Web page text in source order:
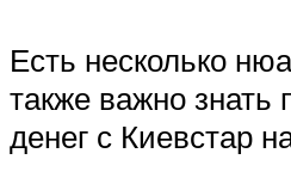
Есть несколько
также важно знать
денег с Киевстар